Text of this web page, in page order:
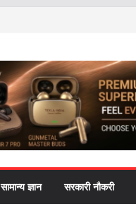
सामान्य ज्ञान सरकारी नौकरी